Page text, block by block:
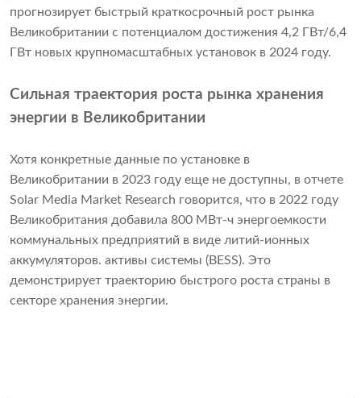
прогнозирует быстрый краткосрочный рост рынка
Великобритании с потенциалом достижения 4,2 ГВт/6,4
ГВт новых крупномасштабных установок в 2024 году.
Сильная траектория роста рынка хранения
энергии в Великобритании
Хотя конкретные данные по установке в
Великобритании в 2023 году еще не доступны, в отчете
Solar Media Market Research говорится, что в 2022 году
Великобритания добавила 800 МВт-ч энергоемкости
коммунальных предприятий в виде литий-ионных
аккумуляторов. активы системы (BESS). Это
демонстрирует траекторию быстрого роста страны в
секторе хранения энергии.